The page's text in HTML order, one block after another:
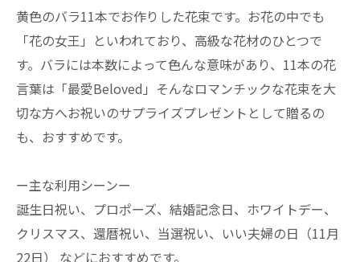
黄色のバラ11本でお作りした花束です。お花の中でも
「花の女王」といわれており、高級な花材のひとつで
す。バラには本数によって色んな意味があり、11本の花
言葉は「最愛Beloved」そんなロマンチックな花束を大
切な方へお祝いのサプライズプレゼントとして贈るの
も、おすすめです。
ー主な利用シーンー
誕生日祝い、プロポーズ、結婚記念日、ホワイトデー、
クリスマス、還暦祝い、当選祝い、いい夫婦の日（11月
22日） などにおすすめです。